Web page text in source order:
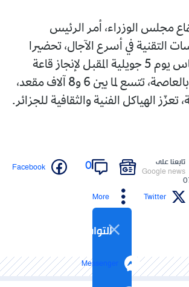
مجلس الوزراء، أمر الرئيس
التقنية في أسرع الآجال، تحضيرا
لوضع حجر الأساس يوم 5 جويلية المقبل لإنجاز قاعة
للعروض الفنية بالعاصمة، تتسع لما بين 6 و8 آلاف مقعد،
الهياكل الفنية والثقافية للجزائر.
تابعنا على
Google news
0
Facebook
Twitter
More
التواصل الاجتماعي
Messenger